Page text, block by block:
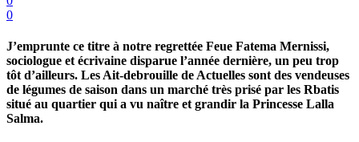
0
J’emprunte ce titre à notre regrettée Feue Fatema Mernissi,
sociologue et écrivaine disparue l’année dernière, un peu trop
tôt d’ailleurs. Les Ait-debrouille de Actuelles sont des vendeuses
de légumes de saison dans un marché très prisé par les Rbatis
situé au quartier qui a vu naître et grandir la Princesse Lalla
Salma.